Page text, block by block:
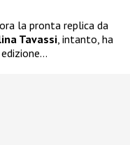
la pronta replica da
Tavassi, intanto, ha